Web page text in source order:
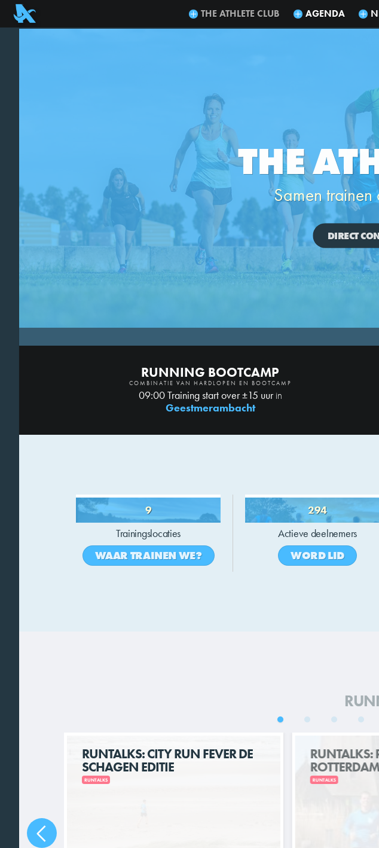
THE ATHLETE CLUB AGENDA
THE
Samen
DIRECT
RUNNING BOOTCAMP
COMBINATIE VAN HARDLOPEN EN BOOTCAMP
09:00 Training start over ±15 uurin
Geestmerambacht
9
Trainingslocaties
WAAR TRAINEN WE?
294
Actieve deelnemers
WORD LID
RUNTALKS: CITY RUN FEVER DE
SCHAGEN EDITIE
RUNTALKS
RUNTALKS:
ROTTERDAM
RUNTALKS